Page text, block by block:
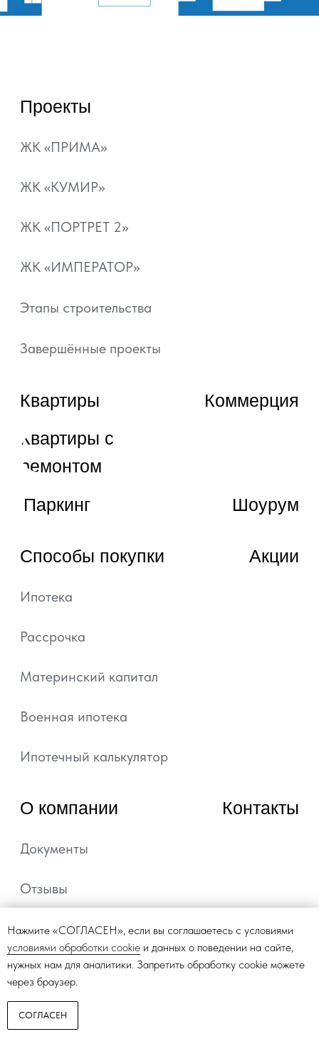
Нажмите «СОГЛАСЕН», если вы соглашаетесь с условиями
условиями обработки cookie и данных о поведении на сайте,
нужных нам для аналитики. Запретить обработку cookie можете
через браузер.
СОГЛАСЕН